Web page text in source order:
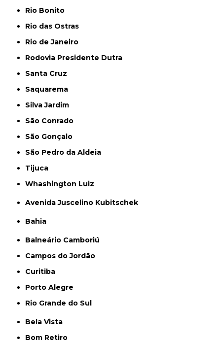
Rio Bonito
Rio das Ostras
Rio de Janeiro
Rodovia Presidente Dutra
Santa Cruz
Saquarema
Silva Jardim
São Conrado
São Gonçalo
São Pedro da Aldeia
Tijuca
Whashington Luiz
Avenida Juscelino Kubitschek
Bahia
Balneário Camboriú
Campos do Jordão
Curitiba
Porto Alegre
Rio Grande do Sul
Bela Vista
Bom Retiro